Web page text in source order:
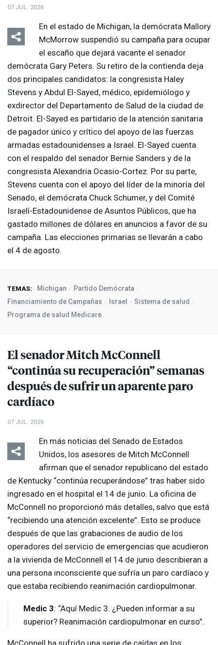
07 JUL. 2026
En el estado de Michigan, la demócrata Mallory
McMorrow suspendió su campaña para ocupar
el escaño que dejará vacante el senador
demócrata Gary Peters. Su retiro de la contienda deja
dos principales candidatos: la congresista Haley
Stevens y Abdul El-Sayed, médico, epidemiólogo y
exdirector del Departamento de Salud de la ciudad de
Detroit. El-Sayed es partidario de la atención sanitaria
de pagador único y crítico del apoyo de las fuerzas
armadas estadounidenses a Israel. El-Sayed cuenta
con el respaldo del senador Bernie Sanders y de la
congresista Alexandria Ocasio-Cortez. Por su parte,
Stevens cuenta con el apoyo del líder de la minoría del
Senado, el demócrata Chuck Schumer, y del Comité
Israelí-Estadounidense de Asuntos Públicos, que ha
gastado millones de dólares en anuncios a favor de su
campaña. Las elecciones primarias se llevarán a cabo
el 4 de agosto.
TEMAS: Michigan
Partido Demócrata
Financiamiento de Campañas
Israel
Sistema de salud
Programa de salud Medicare
El senador Mitch McConnell
“continúa su recuperación” semanas
después de sufrir un aparente paro
cardíaco
07 JUL. 2026
En más noticias del Senado de Estados
Unidos, los asesores de Mitch McConnell
afirman que el senador republicano del estado
de Kentucky “continúa recuperándose” tras haber sido
ingresado en el hospital el 14 de junio. La oficina de
McConnell no proporcionó más detalles, salvo que está
“recibiendo una atención excelente”. Esto se produce
después de que las grabaciones de audio de los
operadores del servicio de emergencias que acudieron
a la vivienda de McConnell el 14 de junio describieran a
una persona inconsciente que sufría un paro cardíaco y
que estaba recibiendo reanimación cardiopulmonar.
Medic 3: “Aquí Medic 3. ¿Pueden informar a su
superior? Reanimación cardiopulmonar en curso”.